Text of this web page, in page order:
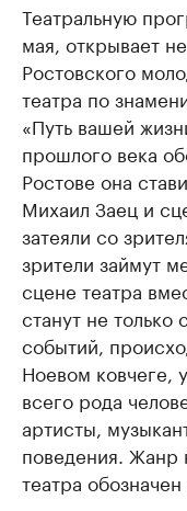
Театральную
мая, открывает
Ростовского
театра по
«Путь вашей
прошлого века
Ростове она
Михаил Заец и
затеяли со
зрители займут
сцене театра
станут не только
событий,
Ноевом ковчеге,
всего рода
артисты,
поведения. Жанр
театра